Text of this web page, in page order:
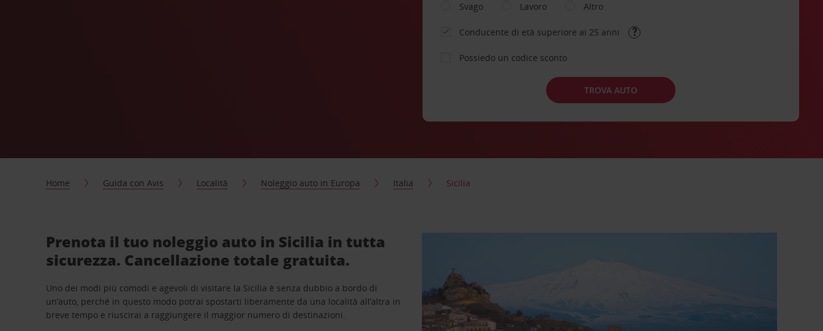
Svago
Lavoro Altro
Conducente di età superiore ai 25 anni
Possiedo un codice sconto
TROVA AUTO
Home Guida con Avis Località Noleggio auto in Europa Italia Sicilia
Prenota il tuo noleggio auto in Sicilia in tutta
sicurezza. Cancellazione totale gratuita.
Uno dei modi più comodi e agevoli di visitare la Sicilia è senza dubbio a bordo di
un’auto, perché in questo modo potrai spostarti liberamente da una località all’altra in
breve tempo e riuscirai a raggiungere il maggior numero di destinazioni.